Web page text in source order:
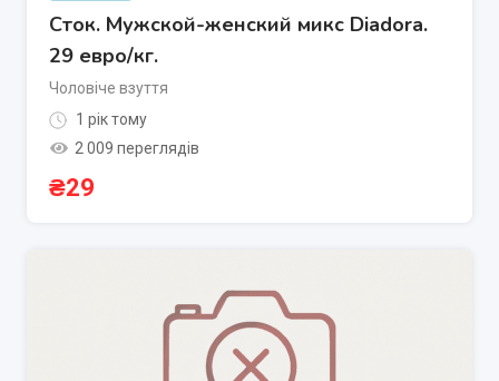
Сток. Мужской-женский микс Diadora.
29 евро/кг.
Чоловіче взуття
1 рік тому
2 009 переглядів
₴29